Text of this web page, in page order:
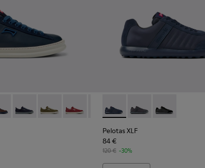
pelle blu da uomo.
006 - Sneakers in pelle e nabuk blu da uomo.
015
- K101052-014
Runner - K101052-013
Runner - K101052-012
Runner - K101052-011
Runner - K101052-010
Runner - K101052-009
Runner - K101052-
Runner -
Pelotas XLF - K100751-001
Pelotas XLF -Pelotas XLF -
Pelotas XLF
84 €
120 € -30%